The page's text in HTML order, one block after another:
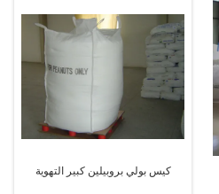
كيس بولي بروبيلين كبير التهوية